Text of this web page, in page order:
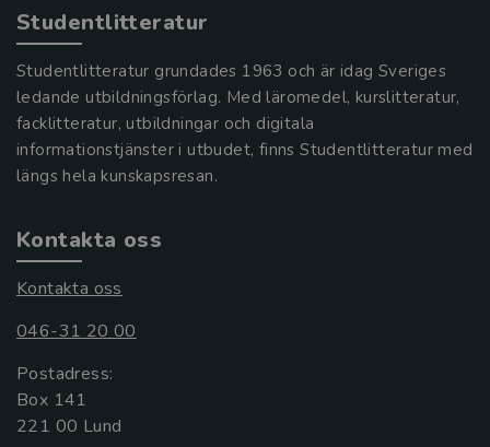
Studentlitteratur
Studentlitteratur grundades 1963 och är idag Sveriges
ledande utbildningsförlag. Med läromedel, kurslitteratur,
facklitteratur, utbildningar och digitala
informationstjänster i utbudet, finns Studentlitteratur med
längs hela kunskapsresan.
Kontakta oss
Kontakta oss
046-31 20 00
Postadress:
Box 141
221 00 Lund